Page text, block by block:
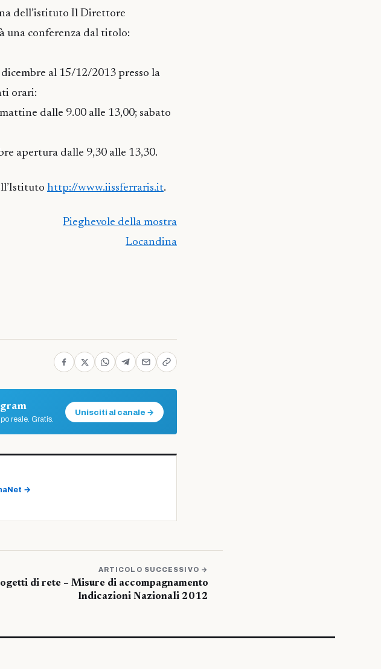
dell’istituto Il Direttore
una conferenza dal titolo:
al 15/12/2013 presso la
orari:
dalle 9.00 alle 13,00; sabato
apertura dalle 9,30 alle 13,30.
http://www.iissferraris.it.
Pieghevole della mostra
Locandina
reale. Gratis.
Unisciti al canale →
→
ARTICOLO SUCCESSIVO →
di rete – Misure di accompagnamento
Indicazioni Nazionali 2012